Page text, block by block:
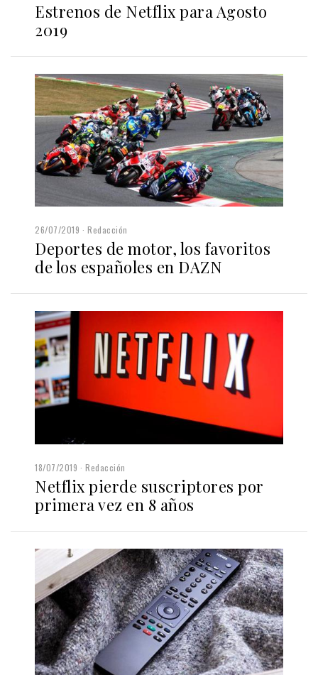
Estrenos de Netflix para Agosto
2019
26/07/2019 Redacción
Deportes de motor, los favoritos
de los españoles en DAZN
18/07/2019 Redacción
Netflix pierde suscriptores por
primera vez en 8 años